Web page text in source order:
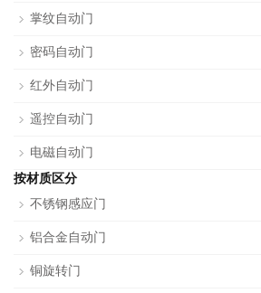
掌纹自动门
密码自动门
红外自动门
遥控自动门
电磁自动门
按材质区分
不锈钢感应门
铝合金自动门
铜旋转门